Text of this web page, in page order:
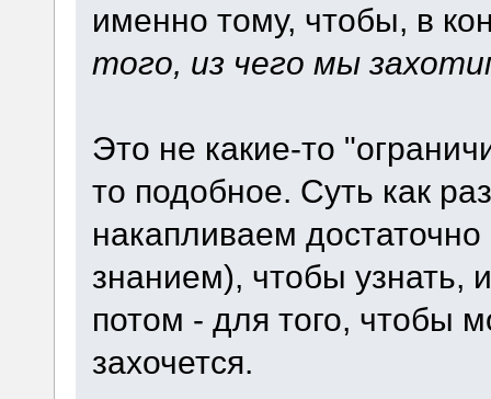
именно тому, чтобы, в
того, из чего мы
Это не какие-то
то подобное. Суть как
накапливаем
знанием), чтобы узнать,
потом - для того, чтобы
захочется.